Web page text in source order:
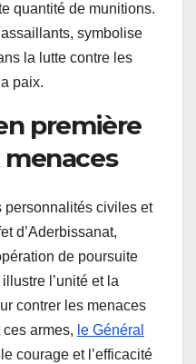
quantité de munitions.
symbolise
la lutte contre les
paix.
première
personnalités civiles et
d’Aderbissanat,
de poursuite
l’unité et la
contrer les menaces
armes, le Général
courage et l’efficacité